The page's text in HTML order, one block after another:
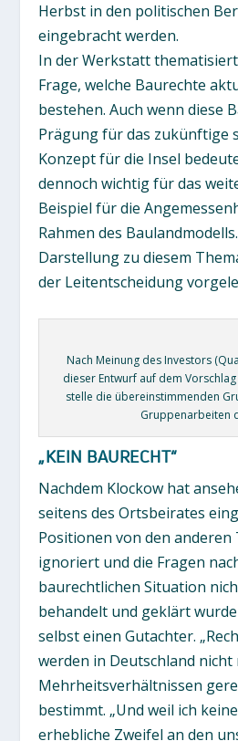
Herbst in den politischen
eingebracht werden.
In der Werkstatt
Frage, welche Baurechte
bestehen. Auch wenn diese
Prägung für das zukünftige
Konzept für die Insel
dennoch wichtig für das
Beispiel für die
Rahmen des
Darstellung zu diesem
der Leitentscheidung
Nach Meinung des Investors
dieser Entwurf auf dem
stelle die übereinstimmenden
Gruppenarbeiten
„KEIN BAURECHT“
Nachdem Klockow hat
seitens des Ortsbeirates
Positionen von den anderen
ignoriert und die Fragen
baurechtlichen Situation
behandelt und geklärt
selbst einen Gutachter.
werden in Deutschland nicht
Mehrheitsverhältnissen
bestimmt. „Und weil ich
erhebliche Zweifel an den